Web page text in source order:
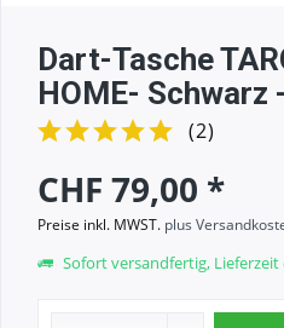
Dart-Tasche
HOME-
(2)
CHF 79,00 *
Preise inkl. MWST. plus
Sofort versandfertig, Lieferzeit